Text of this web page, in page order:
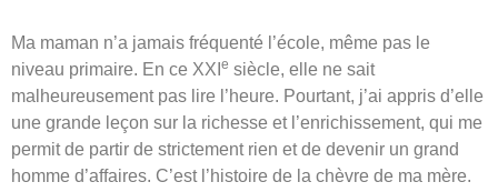
Ma maman n’a jamais fréquenté l’école, même pas le
niveau primaire. En ce XXI e siècle, elle ne sait
malheureusement pas lire l’heure. Pourtant, j’ai appris d’elle
une grande leçon sur la richesse et l’enrichissement, qui me
permit de partir de strictement rien et de devenir un grand
homme d’affaires. C’est l’histoire de la chèvre de ma mère.